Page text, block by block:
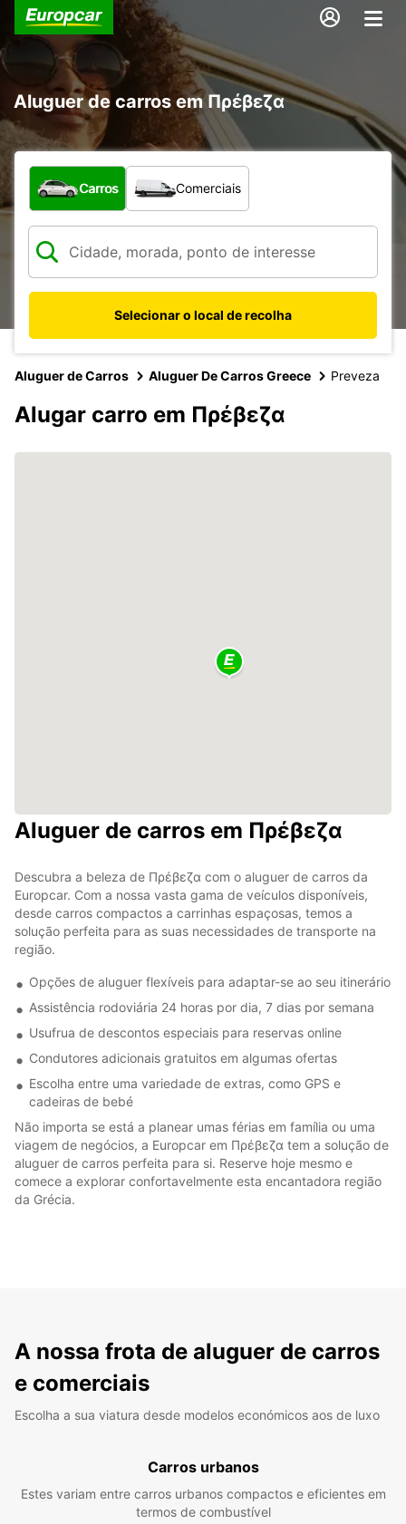
Aluguer de carros em Πρέβεζα
Que tipo de veículo pretende?
Carros Comerciais
Selecionar o local de recolha
Aluguer de Carros Aluguer De Carros Greece Preveza
Alugar carro em Πρέβεζα
Aluguer de carros em Πρέβεζα
Descubra a beleza de Πρέβεζα com o aluguer de carros da
Europcar. Com a nossa vasta gama de veículos disponíveis,
desde carros compactos a carrinhas espaçosas, temos a
solução perfeita para as suas necessidades de transporte na
região.
Opções de aluguer flexíveis para adaptar-se ao seu itinerário
Assistência rodoviária 24 horas por dia, 7 dias por semana
Usufrua de descontos especiais para reservas online
Condutores adicionais gratuitos em algumas ofertas
Escolha entre uma variedade de extras, como GPS e
cadeiras de bebé
Não importa se está a planear umas férias em família ou uma
viagem de negócios, a Europcar em Πρέβεζα tem a solução de
aluguer de carros perfeita para si. Reserve hoje mesmo e
comece a explorar confortavelmente esta encantadora região
da Grécia.
A nossa frota de aluguer de carros
e comerciais
Escolha a sua viatura desde modelos económicos aos de luxo
Carros urbanos
Estes variam entre carros urbanos compactos e eficientes em
termos de combustível